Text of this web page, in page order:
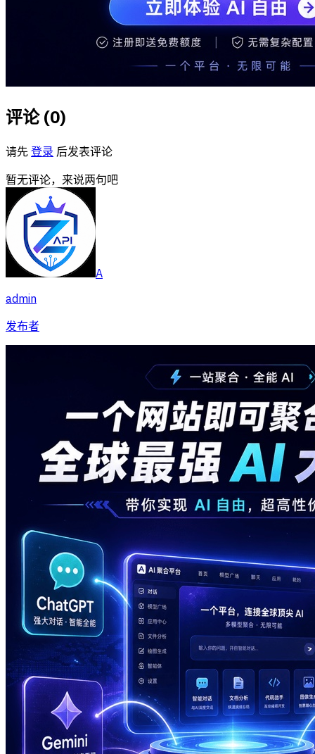
评论 (0)
请先 登录 后发表评论
暂无评论，来说两句吧
A
admin
发布者